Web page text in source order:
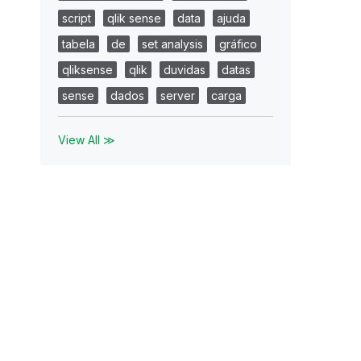
script qlik sense data
ajuda
tabela
de set analysis
gráfico
qliksense
qlik duvidas
datas
sense
dados server carga
View All ≫